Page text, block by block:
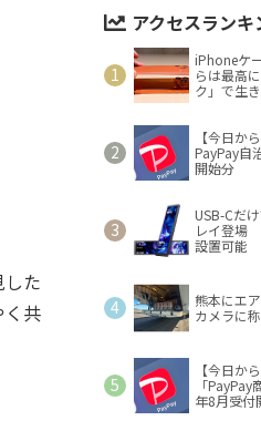
た
く共
アクセスランキ
iPhoneケ
らは最高
ク」で生
【今日か
PayPay自
開始分
USB-Cだ
レイ登場
設置可能
熊本にエ
カメラに
【今日か
「
年8月受付